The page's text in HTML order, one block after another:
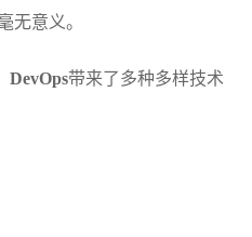
无意义。
DevOps带来了多种多样技术